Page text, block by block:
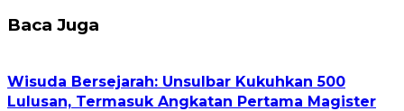
Baca Juga
Wisuda Bersejarah: Unsulbar Kukuhkan 500
Lulusan, Termasuk Angkatan Pertama Magister